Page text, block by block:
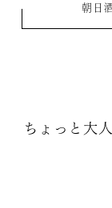
朝日
ちょっと大